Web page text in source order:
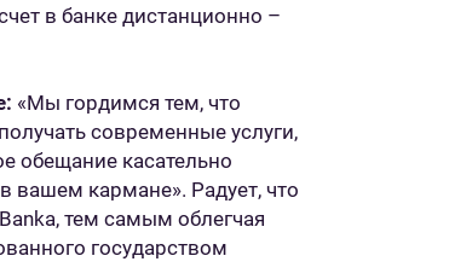
в банке дистанционно –
«Мы гордимся тем, что
современные услуги,
обещание касательно
вашем кармане». Радует, что
тем самым облегчая
государством